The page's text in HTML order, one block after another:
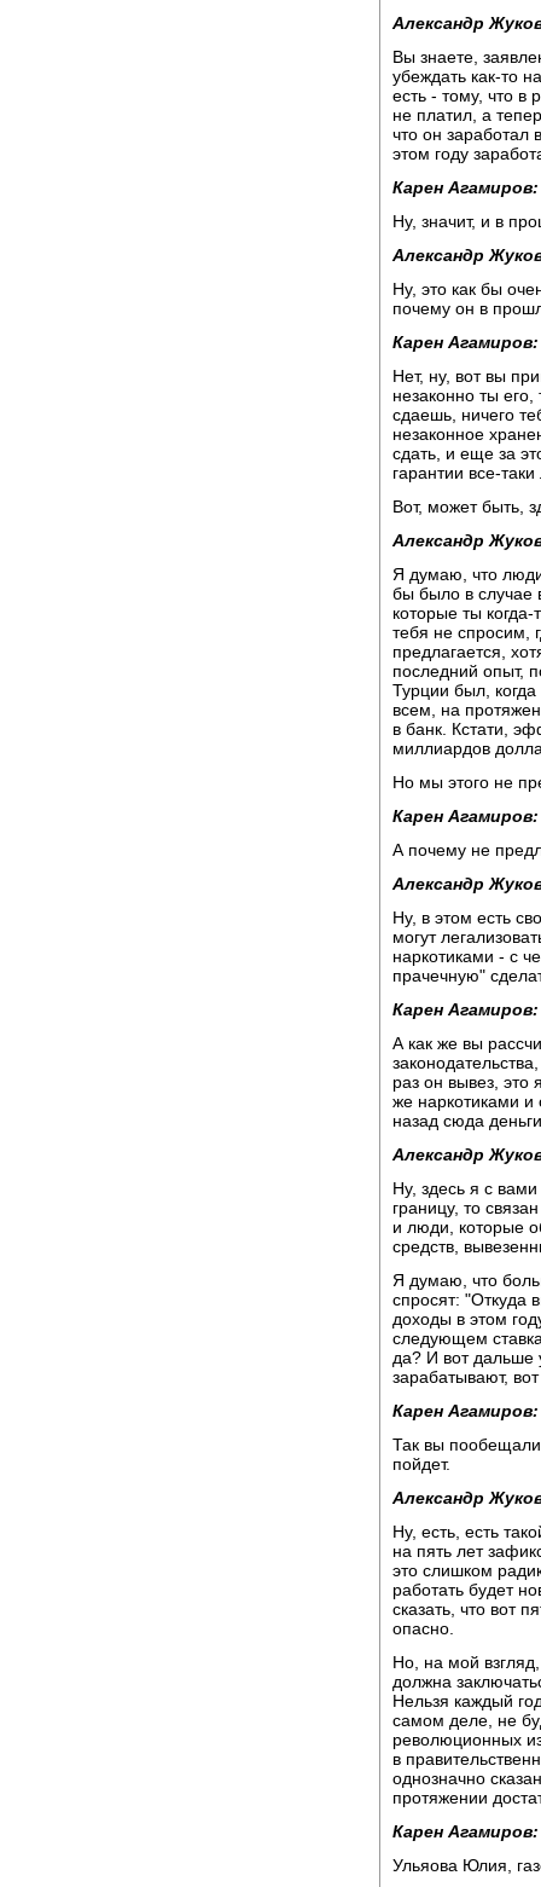
Александр
Вы знаете,
убеждать как-то
есть - тому, что в
не платил, а
что он заработал
этом году
Карен Агамиров:
Ну, значит, и в
Александр
Ну, это как бы
почему он в
Карен Агамиров:
Нет, ну, вот вы
незаконно ты
сдаешь, ничего
незаконное
сдать, и еще за
гарантии все-
Вот, может быть,
Александр
Я думаю, что люди
бы было в случае
которые ты
тебя не спросим,
предлагается,
последний опыт,
Турции был,
всем, на
в банк. Кстати,
миллиардов
Но мы этого не
Карен Агамиров:
А почему не
Александр
Ну, в этом есть
могут
наркотиками - с
прачечную"
Карен Агамиров:
А как же вы
раз он вывез, это
же наркотиками и
назад сюда
Александр
Ну, здесь я с
границу, то
и люди, которые
средств,
Я думаю, что
спросят: "Откуда
доходы в этом
следующем
да? И вот дальше
зарабатывают,
Карен Агамиров:
Так вы пообещали
пойдет.
Александр
Ну, есть, есть
на пять лет
это слишком
работать будет
сказать, что вот
опасно.
Но, на мой
должна
Нельзя каждый
самом деле, не
революционных
в
однозначно
протяжении
Карен Агамиров:
Ульяова Юлия,